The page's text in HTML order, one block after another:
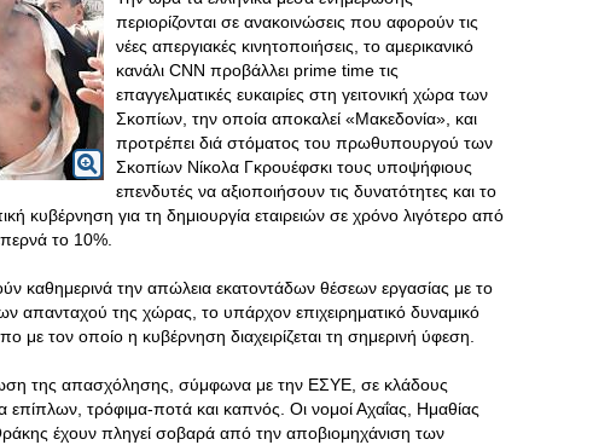
περιορίζονται σε ανακοινώσεις που αφορούν τις
νέες απεργιακές κινητοποιήσεις, το αμερικανικό
κανάλι CNN προβάλλει prime time τις
επαγγελματικές ευκαιρίες στη γειτονική χώρα των
Σκοπίων, την οποία αποκαλεί «Μακεδονία», και
προτρέπει διά στόματος του πρωθυπουργού των
Σκοπίων Νίκολα Γκρουέφσκι τους υποψήφιους
επενδυτές να αξιοποιήσουν τις δυνατότητες και το
κυβέρνηση για τη δημιουργία εταιρειών σε χρόνο λιγότερο από
το 10%.
καθημερινά την απώλεια εκατοντάδων θέσεων εργασίας με το
απανταχού της χώρας, το υπάρχον επιχειρηματικό δυναμικό
με τον οποίο η κυβέρνηση διαχειρίζεται τη σημερινή ύφεση.
της απασχόλησης, σύμφωνα με την ΕΣΥΕ, σε κλάδους
επίπλων, τρόφιμα-ποτά και καπνός. Οι νομοί Αχαΐας, Ημαθίας
έχουν πληγεί σοβαρά από την αποβιομηχάνιση των